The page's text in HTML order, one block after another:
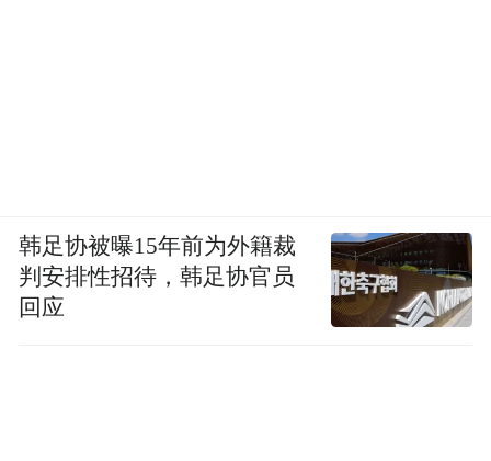
韩足协被曝15年前为外籍裁
判安排性招待，韩足协官员
回应